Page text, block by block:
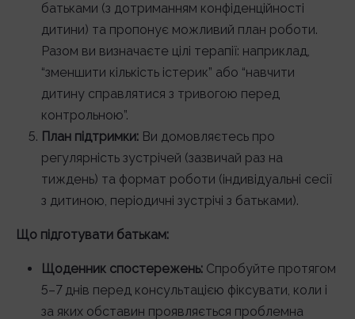
батьками (з дотриманням конфіденційності
дитини) та пропонує можливий план роботи.
Разом ви визначаєте цілі терапії: наприклад,
“зменшити кількість істерик” або “навчити
дитину справлятися з тривогою перед
контрольною”.
План підтримки: Ви домовляєтесь про
регулярність зустрічей (зазвичай раз на
тиждень) та формат роботи (індивідуальні сесії
з дитиною, періодичні зустрічі з батьками).
Що підготувати батькам:
Щоденник спостережень: Спробуйте протягом
5–7 днів перед консультацією фіксувати, коли і
за яких обставин проявляється проблемна